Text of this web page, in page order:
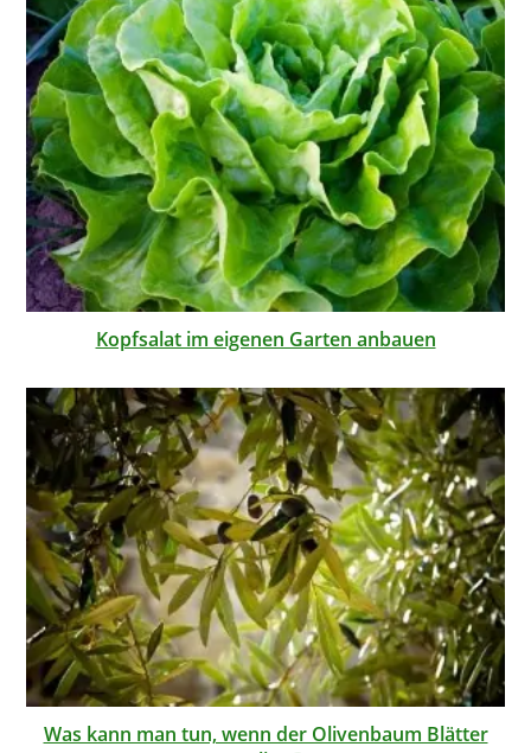
Kopfsalat im eigenen Garten anbauen
Was kann man tun, wenn der Olivenbaum Blätter